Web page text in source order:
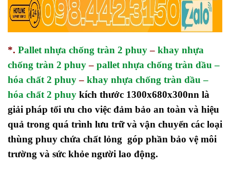
*. Pallet nhựa chống tràn 2 phuy – khay nhựa
chống tràn 2 phuy – pallet nhựa chống tràn dầu –
hóa chất 2 phuy – khay nhựa chống tràn dầu –
hóa chất 2 phuy kích thước 1300x680x300nn là
giải pháp tối ưu cho việc đảm bảo an toàn và hiệu
quả trong quá trình lưu trữ và vận chuyển các loại
thùng phuy chứa chất lỏng góp phần bảo vệ môi
trường và sức khỏe người lao động.